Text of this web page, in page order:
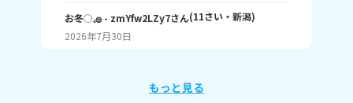
いうことです！ 私は6です！ワークと習字と絵が残
ってるので！ みなさんも教えてください！ それじゃ
お冬◌𓈒𓐍- zmYfw2LZy7さん(11さい・ 新潟)
2026年7月30日
もっと見る